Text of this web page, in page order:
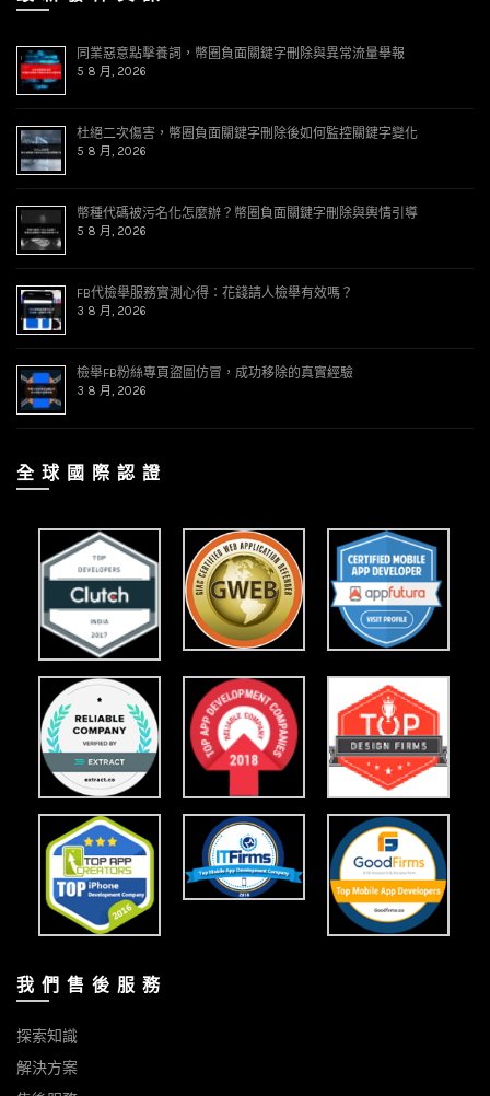
同業惡意點擊養詞，幣圈負面關鍵字刪除與異常流量舉報
5 8 月, 2026
杜絕二次傷害，幣圈負面關鍵字刪除後如何監控關鍵字變化
5 8 月, 2026
幣種代碼被污名化怎麼辦？幣圈負面關鍵字刪除與輿情引導
5 8 月, 2026
FB代檢舉服務實測心得：花錢請人檢舉有效嗎？
3 8 月, 2026
檢舉FB粉絲專頁盜圖仿冒，成功移除的真實經驗
3 8 月, 2026
全 球 國 際 認 證
我 們 售 後 服 務
探索知識
解決方案